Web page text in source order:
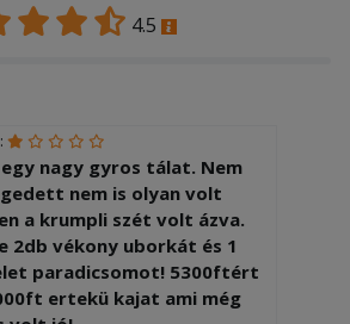
4.5
nagy gyros tálat. Nem
nem is olyan volt
a krumpli szét volt ázva.
2db vékony uborkát és 1
paradicsomot! 5300ftért
ertekü kajat ami még